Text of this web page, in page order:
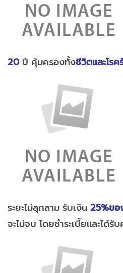
20ปี คุ้มครองทั้งชีวิตและโร
ระยะไม่ลุกลาม รับเงิน 25%ขอ
จะไม่จบ โดยชำระเบี้ยและได้